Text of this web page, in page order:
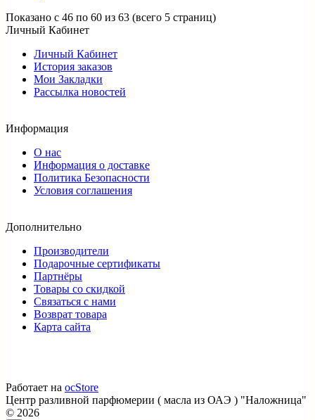
Показано с 46 по 60 из 63 (всего 5 страниц)
Личный Кабинет
Личный Кабинет
История заказов
Мои Закладки
Рассылка новостей
Информация
О нас
Информация о доставке
Политика Безопасности
Условия соглашения
Дополнительно
Производители
Подарочные сертификаты
Партнёры
Товары со скидкой
Связаться с нами
Возврат товара
Карта сайта
Работает на ocStore
Центр разливной парфюмерии ( масла из ОАЭ ) "Наложница"
© 2026